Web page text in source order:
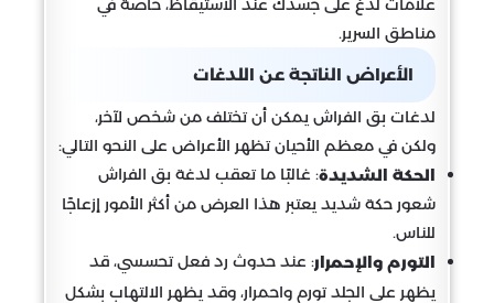
علامات لدغ على جسدك عند الاستيقاظ، خاصة في
مناطق السرير.
الأعراض الناتجة عن اللدغات
لدغات بق الفراش يمكن أن تختلف من شخص لآخر،
ولكن في معظم الأحيان تظهر الأعراض على النحو التالي:
الحكة الشديدة: غالبًا ما تعقب لدغة بق الفراش
شعور حكة شديد يعتبر هذا العرض من أكثر الأمور إزعاجًا
للناس.
التورم والإحمرار: عند حدوث رد فعل تحسسي، قد
يظهر على الجلد تورم واحمرار، وقد يظهر الالتهاب بشكل